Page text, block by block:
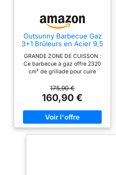
Outsunny Barbecue Gaz
3+1 Brûleurs en Acier 9,5
Noir
GRANDE ZONE DE CUISSON :
Ce barbecue à gaz offre 2320
cm² de grillade pour cuire
saucisses en même temps,
avec un réchaud et un brûleur
latéral pour la cuisson en poêle,
idéal pour 5 à 9 convives
RANGEMENT BIEN PENSÉ : Ce
barbecue de jardin dispose
d'une table d'appoint pratique
175,90 €
160,90 €